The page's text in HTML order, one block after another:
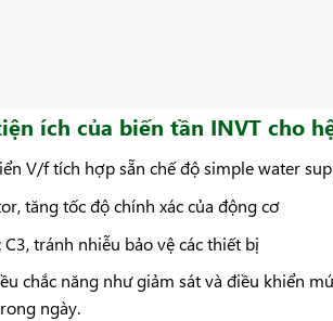
ích của biến tần INVT cho
V/f tích hợp sẵn chế độ simple water
tăng tốc độ chính xác của động cơ
tránh nhiễu bảo vệ các thiết bị
chắc năng như giảm sát và điều khiển
ngày.